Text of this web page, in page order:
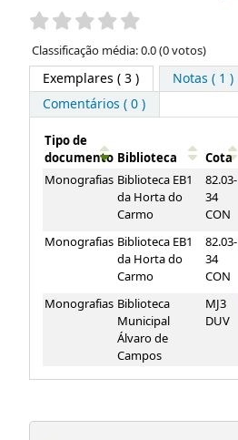
Pontuação
Classificação média: 0.0 (0 votos)
Exemplares ( 3 )
Notas ( 1 )
Comentários ( 0 )
Exemplares
Tipo de
documento Biblioteca Cota
Monografias Biblioteca EB1
da Horta do
Carmo
82.03-
34
CON
Monografias Biblioteca EB1
da Horta do
Carmo
82.03-
34
CON
Monografias Biblioteca
Municipal
Álvaro de
Campos
MJ3
DUV